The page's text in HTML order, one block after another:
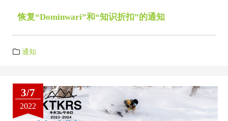
恢复“Dominwari”和“知识折扣”的通知
通知
3/7
2022